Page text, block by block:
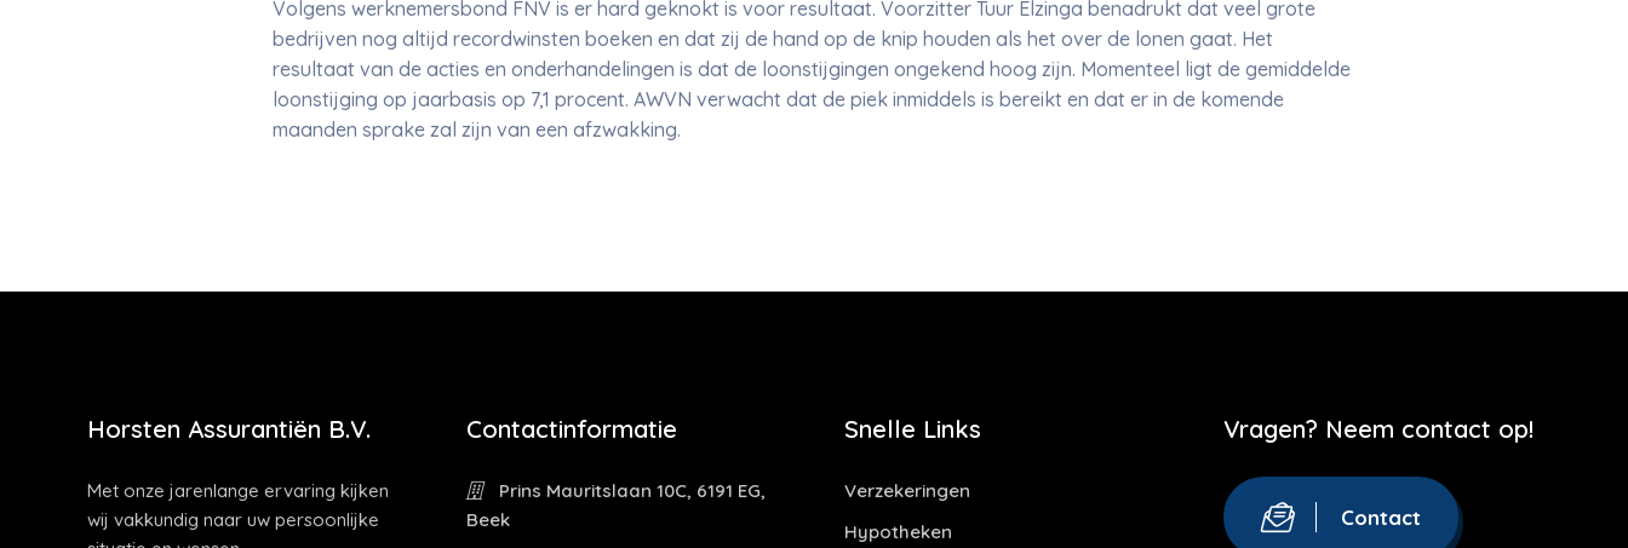
Volgens werknemersbond FNV is er hard geknokt is voor resultaat. Voorzitter Tuur Elzinga benadrukt dat veel grote
bedrijven nog altijd recordwinsten boeken en dat zij de hand op de knip houden als het over de lonen gaat. Het
resultaat van de acties en onderhandelingen is dat de loonstijgingen ongekend hoog zijn. Momenteel ligt de gemiddelde
loonstijging op jaarbasis op 7,1 procent. AWVN verwacht dat de piek inmiddels is bereikt en dat er in de komende
maanden sprake zal zijn van een afzwakking.
Horsten Assurantiën B.V.
Met onze jarenlange ervaring kijken
wij vakkundig naar uw persoonlijke
Contactinformatie
Prins Mauritslaan 10C, 6191 EG,
Beek
Snelle Links
Verzekeringen
Hypotheken
Vragen? Neem contact op!
Contact